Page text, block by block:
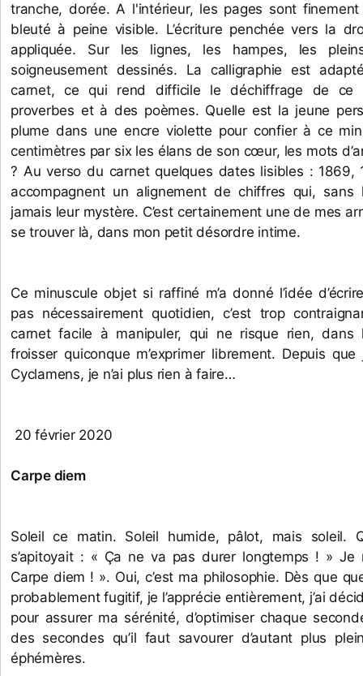
tranche, dorée. A l'intérieur, les pages sont
bleuté à peine visible. L’écriture penchée vers la
appliquée. Sur les lignes, les hampes, les
soigneusement dessinés. La calligraphie est
carnet, ce qui rend difficile le déchiffrage de ce
proverbes et à des poèmes. Quelle est la jeune
plume dans une encre violette pour confier à ce
centimètres par six les élans de son cœur, les mots
? Au verso du carnet quelques dates lisibles : 1869,
accompagnent un alignement de chiffres qui, sans
jamais leur mystère. C’est certainement une de mes
se trouver là, dans mon petit désordre intime.
Ce minuscule objet si raffiné m’a donné l’idée
pas nécessairement quotidien, c’est trop
carnet facile à manipuler, qui ne risque rien, dans
froisser quiconque m’exprimer librement. Depuis
Cyclamens, je n’ai plus rien à faire…
20 février 2020
Carpe diem
Soleil ce matin. Soleil humide, pâlot, mais soleil.
s’apitoyait : « Ça ne va pas durer longtemps ! » Je
Carpe diem ! ». Oui, c’est ma philosophie. Dès que
probablement fugitif, je l’apprécie entièrement, j’ai
pour assurer ma sérénité, d’optimiser chaque
des secondes qu’il faut savourer d’autant plus
éphémères.